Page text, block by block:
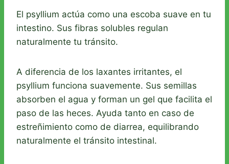
El psyllium actúa como una escoba suave en tu
intestino. Sus fibras solubles regulan
naturalmente tu tránsito.
A diferencia de los laxantes irritantes, el
psyllium funciona suavemente. Sus semillas
absorben el agua y forman un gel que facilita el
paso de las heces. Ayuda tanto en caso de
estreñimiento como de diarrea, equilibrando
naturalmente el tránsito intestinal.